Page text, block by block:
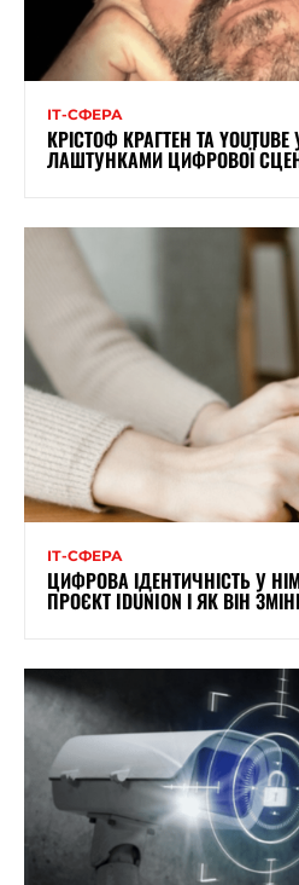
ІТ-СФЕРА
КРІСТОФ КРАГТЕН ТА
ЛАШТУНКАМИ ЦИФРОВОЇ
ІТ-СФЕРА
ЦИФРОВА ІДЕНТИЧНІСТЬ У
ПРОЄКТ IDUNION І ЯК ВІН